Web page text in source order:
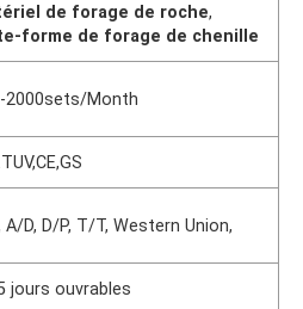
de forage de roche,
forme de forage de chenille
2000sets/Month
A/D, D/P, T/T, Western Union,
jours ouvrables